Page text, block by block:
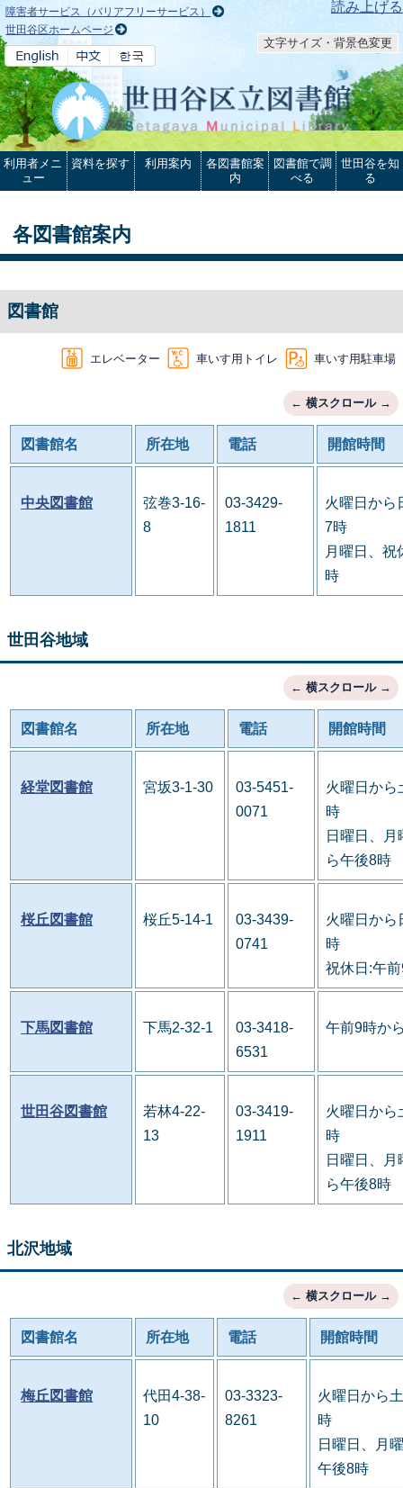
本文へ 読み上げる
障害者サービス（バリアフリーサービス）
世田谷区ホームページ
文字サイズ・背景色変更
利用者メニ
ュー
資料を探す 利用案内
各図書館案
内
図書館で調
べる
世田谷を知
る
各図書館案内
図書館
エレベーター 車いす用トイレ 車いす用駐車場
図書館名 所在地 電話 開館時間
中央図書館
弦巻3-16-
8
03-3429-
1811
火曜日から
7時
月曜日、祝
時
世田谷地域
図書館名 所在地 電話 開館時間
経堂図書館 宮坂3-1-30
03-5451-
0071
火曜日から
時
日曜日、
ら午後8時
桜丘図書館 桜丘5-14-1
03-3439-
0741
火曜日から
時
祝休日:午
下馬図書館 下馬2-32-1
03-3418-
6531
午前9時か
世田谷図書館
若林4-22-
13
03-3419-
1911
火曜日から
時
日曜日、
ら午後8時
北沢地域
図書館名 所在地 電話 開館時間
梅丘図書館
代田4-38-
10
03-3323-
8261
火曜日から
時
日曜日、月
午後8時